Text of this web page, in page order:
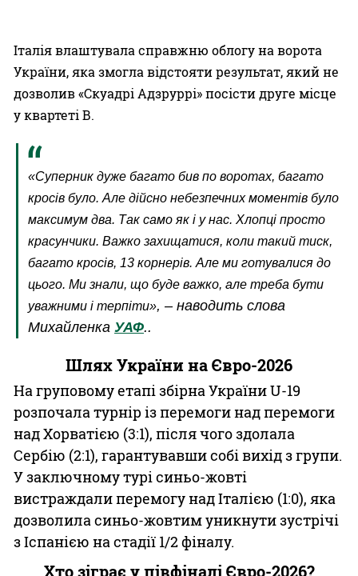
Італія влаштувала справжню облогу на ворота
України, яка змогла відстояти результат, який не
дозволив«Скуадрі Адзруррі»посісти друге місце
у квартеті В.
«Cуперник дуже багато бив по воротах, багато
кросів було. Але дійсно небезпечних моментів було
максимум два. Так само як і у нас. Хлопці просто
красунчики. Важко захищатися, коли такий тиск,
багато кросів, 13 корнерів. Але ми готувалися до
цього. Ми знали, що буде важко, але треба бути
уважними і терпіти», – наводить слова
Михайленка УАФ..
Шлях України на Євро-2026
На груповому етапі збірна України U-19
розпочала турнір із перемоги над перемоги
над Хорватією (3:1), після чого здолала
Сербію (2:1), гарантувавши собі вихід з групи.
У заключному турі синьо-жовті
вистраждали перемогу над Італією (1:0), яка
дозволила синьо-жовтим уникнути зустрічі
з Іспанією на стадії 1/2 фіналу.
Хто зіграє у півфіналі Євро-2026?